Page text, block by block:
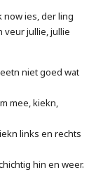
now ies, der ling
veur jullie, jullie
niet goed wat
mee, kiekn,
links en rechts
hin en weer.